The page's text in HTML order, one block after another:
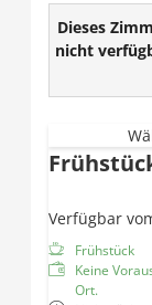
Ausstattung:
Balkon
Dieses
nicht
Verfügbar
Frühstück
Keine
Ort.